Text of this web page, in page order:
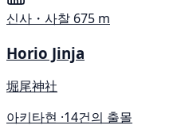
신사・사찰 675 m
Horio Jinja
堀尾神社
아키타현 ·14건의 출몰